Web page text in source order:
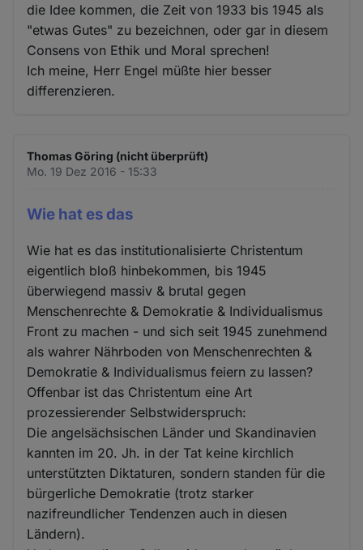
die Idee kommen, die Zeit von 1933 bis 1945 als
"etwas Gutes" zu bezeichnen, oder gar in diesem
Consens von Ethik und Moral sprechen!
Ich meine, Herr Engel müßte hier besser
differenzieren.
Thomas Göring (nicht überprüft)
Mo. 19 Dez 2016 - 15:33
Wie hat es das
Wie hat es das institutionalisierte Christentum
eigentlich bloß hinbekommen, bis 1945
überwiegend massiv & brutal gegen
Menschenrechte & Demokratie & Individualismus
Front zu machen - und sich seit 1945 zunehmend
als wahrer Nährboden von Menschenrechten &
Demokratie & Individualismus feiern zu lassen?
Offenbar ist das Christentum eine Art
prozessierender Selbstwiderspruch:
Die angelsächsischen Länder und Skandinavien
kannten im 20. Jh. in der Tat keine kirchlich
unterstützten Diktaturen, sondern standen für die
bürgerliche Demokratie (trotz starker
nazifreundlicher Tendenzen auch in diesen
Ländern).